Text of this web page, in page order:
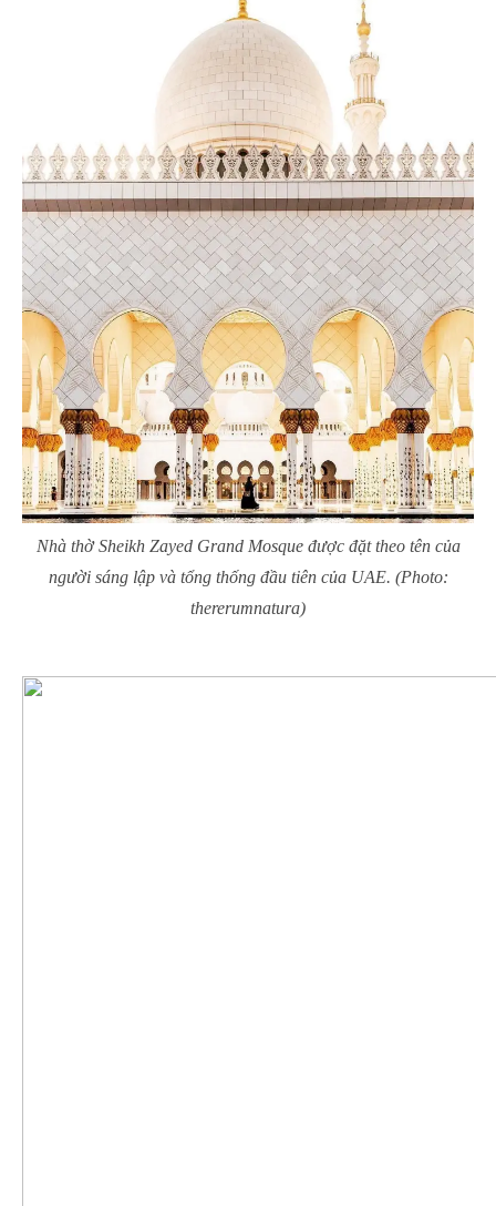
Nhà thờSheikh Zayed Grand Mosque được đặt theo tên của
người sáng lập và tổng thống đầu tiên của UAE. (Photo:
thererumnatura)